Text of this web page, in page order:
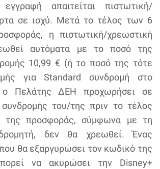
απαιτείται πιστωτική/
σε ισχύ. Μετά το τέλος των 6
η πιστωτική/χρεωστική
αυτόματα με το ποσό της
10,99 € (ή το ποσό της τότε
για Standard συνδρομή στο
Πελάτης ΔΕΗ προχωρήσει σε
του/της πριν το τέλος
προσφοράς, σύμφωνα με τη
δεν θα χρεωθεί. Ένας
θα εξαργυρώσει τον κωδικό της
να ακυρώσει την Disney+